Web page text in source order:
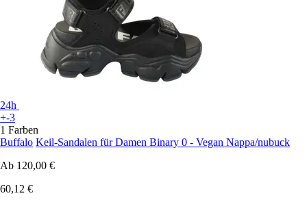
24h
+-3
1 Farben
Buffalo Keil-Sandalen für Damen Binary 0 - Vegan Nappa/nubuck
Ab 120,00 €
60,12 €